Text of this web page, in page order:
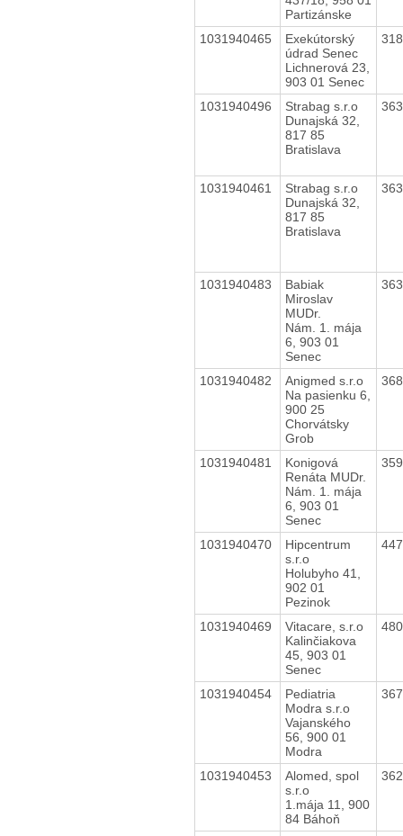
Partizánske
1031940465
Exekútorský
údrad Senec
Lichnerová 23,
903 01 Senec
1031940496
Strabag s.r.o
Dunajská 32,
817 85
Bratislava
1031940461
Strabag s.r.o
Dunajská 32,
817 85
Bratislava
1031940483
Babiak
Miroslav
MUDr.
Nám. 1. mája
6, 903 01
Senec
1031940482
Anigmed s.r.o
Na pasienku 6,
900 25
Chorvátsky
Grob
1031940481
Konigová
Renáta MUDr.
Nám. 1. mája
6, 903 01
Senec
1031940470
Hipcentrum
s.r.o
Holubyho 41,
902 01
Pezinok
1031940469
Vitacare, s.r.o
Kalinčiakova
45, 903 01
Senec
1031940454
Pediatria
Modra s.r.o
Vajanského
56, 900 01
Modra
1031940453
Alomed, spol
s.r.o
1.mája 11, 900
84 Báhoň